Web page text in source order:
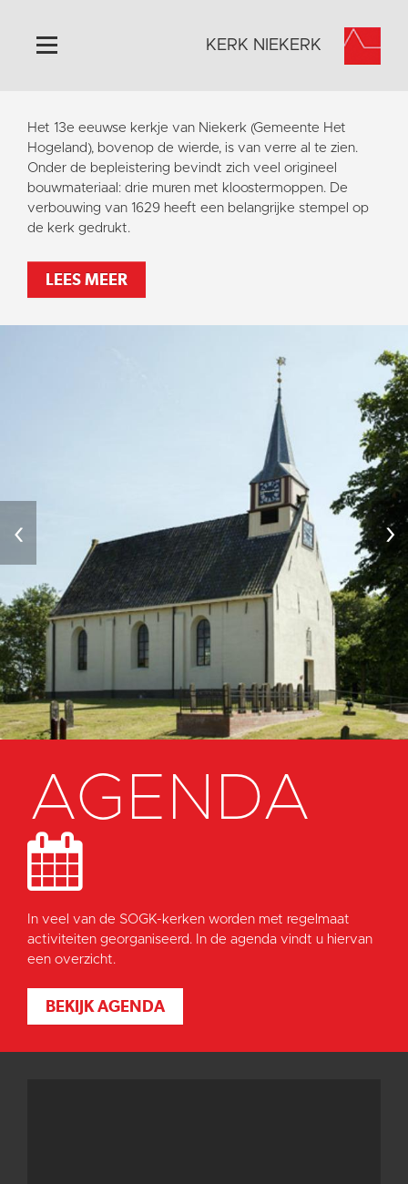
Home
Algemeen
Historie
Omgeving
Activiteiten
Steun ons
Contact
Vaktaal
KERK NIEKERK
Het 13e eeuwse kerkje van Niekerk (Gemeente Het
Hogeland), bovenop de wierde, is van verre al te zien.
Onder de bepleistering bevindt zich veel origineel
bouwmateriaal: drie muren met kloostermoppen. De
verbouwing van 1629 heeft een belangrijke stempel op
de kerk gedrukt.
LEES MEER
‹ ›
AGENDA
In veel van de SOGK-kerken worden met regelmaat
activiteiten georganiseerd. In de agenda vindt u hiervan
een overzicht.
BEKIJK AGENDA